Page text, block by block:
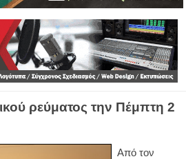
ρεύματος την Πέμπτη 2
Από τον